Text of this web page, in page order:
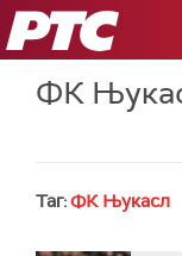
РТС
ФК
Таг:ФК Њукасл